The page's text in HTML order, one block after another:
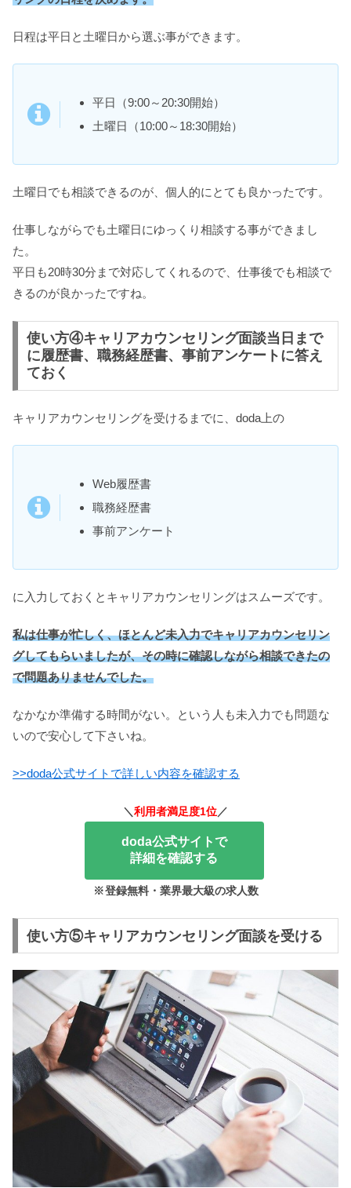
日程は平日と土曜日から選ぶ事ができます。
平日（9:00～20:30開始）
土曜日（10:00～18:30開始）
土曜日でも相談できるのが、個人的にとても良かったです。
仕事しながらでも土曜日にゆっくり相談する事ができまし
た。
平日も20時30分まで対応してくれるので、仕事後でも相談で
きるのが良かったですね。
使い方④キャリアカウンセリング面談当日まで
に履歴書、職務経歴書、事前アンケートに答え
ておく
キャリアカウンセリングを受けるまでに、doda上の
Web履歴書
職務経歴書
事前アンケート
に入力しておくとキャリアカウンセリングはスムーズです。
私は仕事が忙しく、ほとんど未入力でキャリアカウンセリン
グしてもらいましたが、その時に確認しながら相談できたの
で問題ありませんでした。
なかなか準備する時間がない。という人も未入力でも問題な
いので安心して下さいね。
>>doda公式サイトで詳しい内容を確認する
＼利用者満足度1位／
doda公式サイトで
詳細を確認する
※登録無料・業界最大級の求人数
使い方⑤キャリアカウンセリング面談を受ける